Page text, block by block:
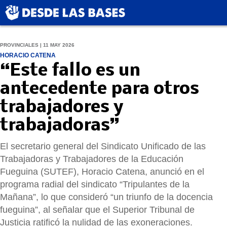
PROVINCIALES | 11 MAY 2026
HORACIO CATENA
“Este fallo es un
antecedente para otros
trabajadores y
trabajadoras”
El secretario general del Sindicato Unificado de las
Trabajadoras y Trabajadores de la Educación
Fueguina (SUTEF), Horacio Catena, anunció en el
programa radial del sindicato “Tripulantes de la
Mañana”, lo que consideró “un triunfo de la docencia
fueguina”, al señalar que el Superior Tribunal de
Justicia ratificó la nulidad de las exoneraciones.